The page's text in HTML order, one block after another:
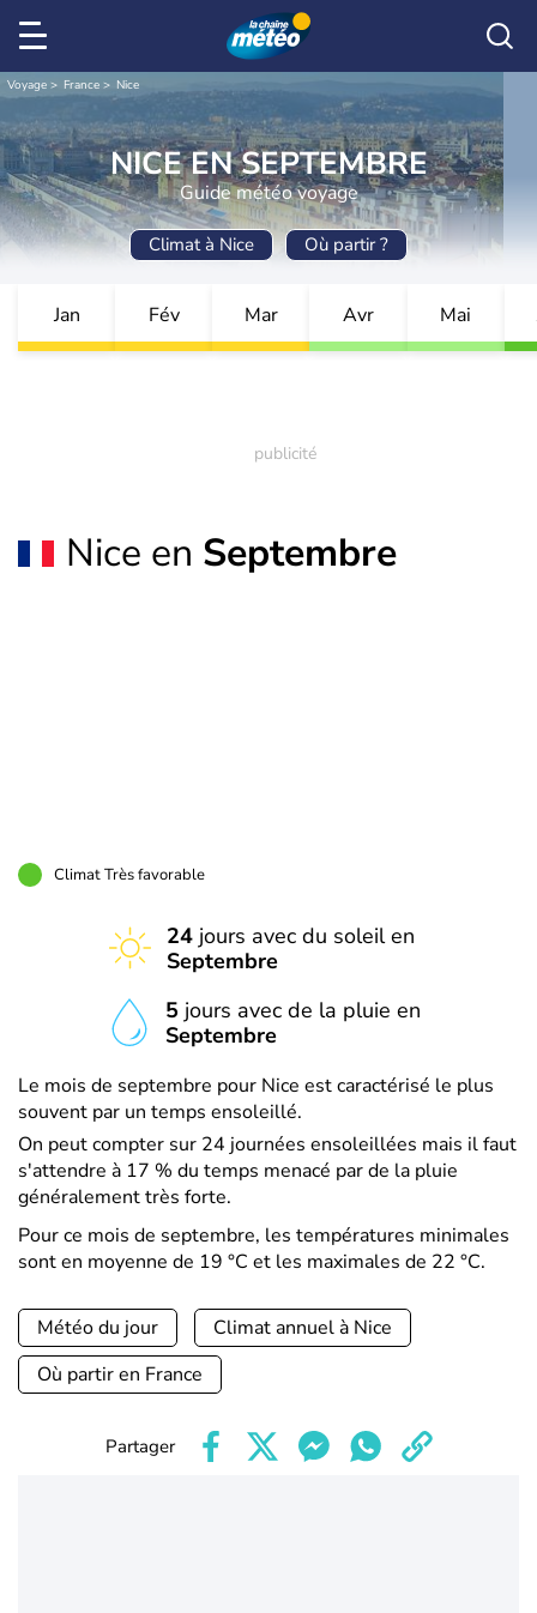
Voyage France Nice
NICE EN SEPTEMBRE
Guide météo voyage
Climat à Nice Où partir ?
Jan Fév Mar Avr Mai
Nice en Septembre
Climat Très favorable
24jours avec du soleil en
Septembre
5 jours avec de la pluie en
Septembre
Le mois de septembre pour Nice est caractérisé le plus
souvent par un temps ensoleillé.
On peut compter sur 24 journées ensoleillées mais il faut
s'attendre à 17 % du temps menacé par de la pluie
généralement très forte.
Pour ce mois de septembre, les températures minimales
sont en moyenne de 19 °C et les maximales de 22 °C.
Météo du jour
Climat annuel à Nice
Où partir en France
Partager